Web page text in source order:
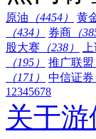
原油 （4454） 黄
（434）
券商 （
股大赛 （238）
（195）
推广联盟
（171）
中信证券
1 2345678
关于游